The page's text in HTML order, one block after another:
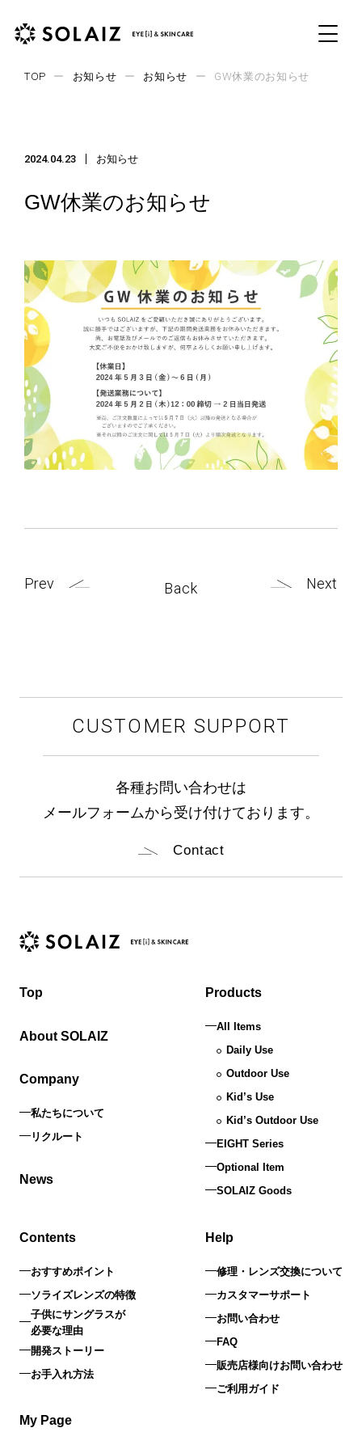
Products商品
About SOLAIZ ソライズとは
Contents特集
Company会社情報
My Pageマイページ
TOP ー お知らせ ー お知らせ ー GW休業のお知らせ
2024.04.23 お知らせ
GW休業のお知らせ
Prev Back Next
CUSTOMER SUPPORT
各種お問い合わせは
メールフォームから受け付けております。
Contact
Top
About SOLAIZ
Company
私たちについて
リクルート
News
Products
All Items
Daily Use
Outdoor Use
Kid’s Use
Kid’s Outdoor Use
EIGHT Series
Optional Item
SOLAIZ Goods
Contents
おすすめポイント
ソライズレンズの特徴
子供にサングラスが
必要な理由
開発ストーリー
お手入れ方法
Help
修理・レンズ交換について
カスタマーサポート
お問い合わせ
FAQ
販売店様向けお問い合わせ
ご利用ガイド
My Page